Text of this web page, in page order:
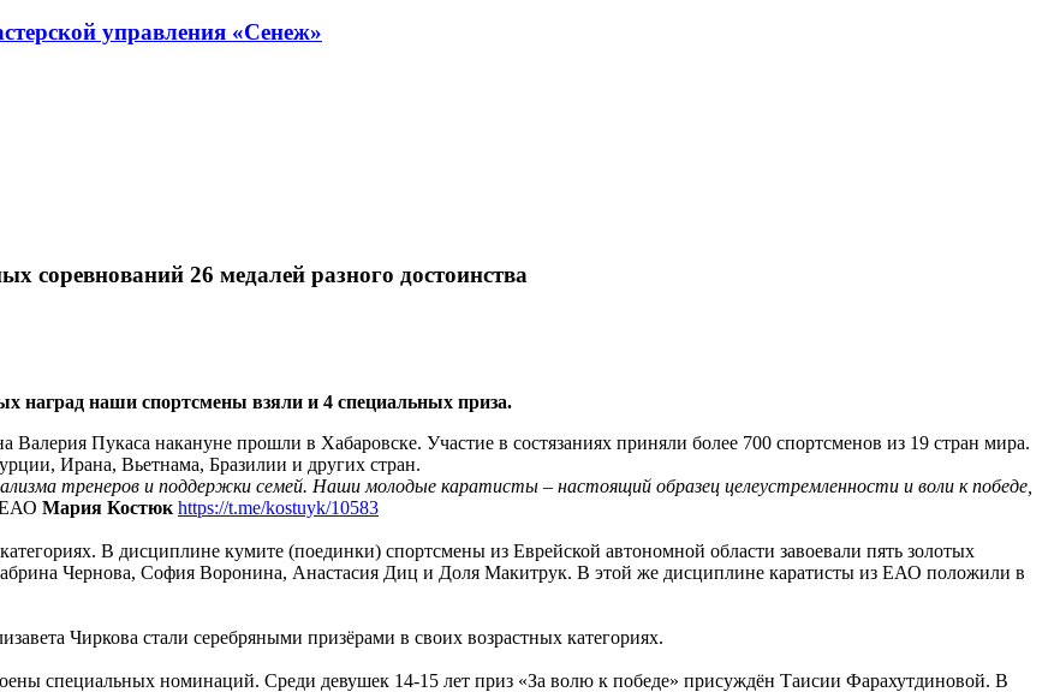
управления «Сенеж»
26 медалей разного достоинства
наши спортсмены взяли и 4 специальных приза.
Пукаса накануне прошли в Хабаровске. Участие в состязаниях приняли более 700 спортсменов из 19 стран мира.
Ирана, Вьетнама, Бразилии и других стран.
тренеров и поддержки семей. Наши молодые каратисты – настоящий образец целеустремленности и воли к победе,
ЕАО Мария Костюк https://t.me/kostuyk/10583
В дисциплине кумите (поединки) спортсмены из Еврейской автономной области завоевали пять золотых
Чернова, София Воронина, Анастасия Диц и Доля Макитрук. В этой же дисциплине каратисты из ЕАО положили в
Чиркова стали серебряными призёрами в своих возрастных категориях.
специальных номинаций. Среди девушек 14-15 лет приз «За волю к победе» присуждён Таисии Фарахутдиновой. В